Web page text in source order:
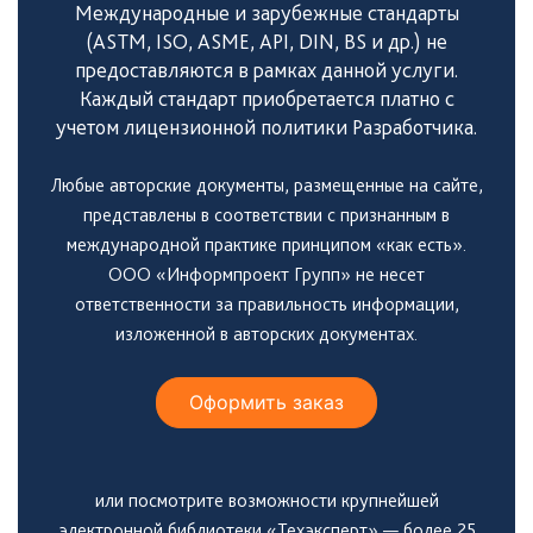
Международные и зарубежные стандарты
(ASTM, ISO, ASME, API, DIN, BS и др.) не
предоставляются в рамках данной услуги.
Каждый стандарт приобретается платно с
учетом лицензионной политики Разработчика.
Любые авторские документы, размещенные на сайте,
представлены в соответствии с признанным в
международной практике принципом «как есть».
ООО «Информпроект Групп» не несет
ответственности за правильность информации,
изложенной в авторских документах.
Оформить заказ
или посмотрите возможности крупнейшей
Необходимые
необязательны.
Они необходимы
функционирования